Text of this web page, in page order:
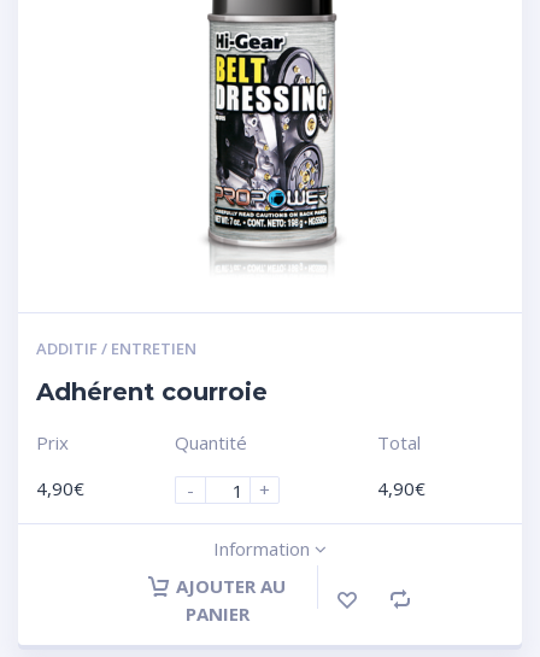
ADDITIF / ENTRETIEN
Adhérent courroie
Prix
4,90€
Quantité
-
+
Total
4,90€
Information
AJOUTER AU
PANIER